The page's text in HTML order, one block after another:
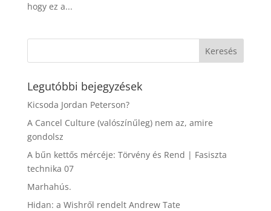
hogy ez a...
Legutóbbi bejegyzések
Kicsoda Jordan Peterson?
A Cancel Culture (valószínűleg) nem az, amire
gondolsz
A bűn kettős mércéje: Törvény és Rend | Fasiszta
technika 07
Marhahús.
Hidan: a Wishről rendelt Andrew Tate